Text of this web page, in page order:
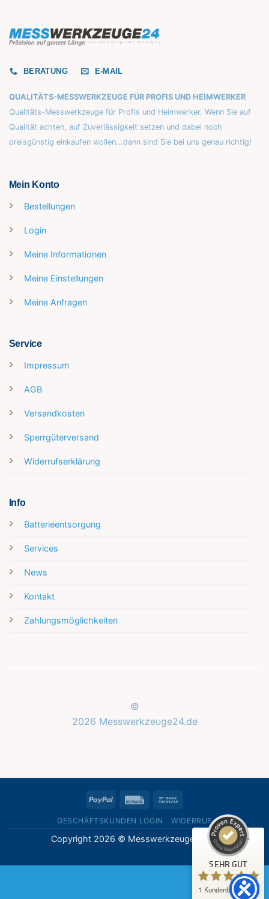
BERATUNG E-MAIL
QUALITÄTS-MESSWERKZEUGE FÜR PROFIS UND HEIMWERKER
Qualitäts-Messwerkzeuge für Profis und Heimwerker. Wenn Sie auf
Qualität achten, auf Zuverlässigkeit setzen und dabei noch
preisgünstig einkaufen wollen...dann sind Sie bei uns genau richtig!
Mein Konto
Bestellungen
Login
Meine Informationen
Meine Einstellungen
Meine Anfragen
Service
Impressum
AGB
Versandkosten
Sperrgüterversand
Widerrufserklärung
Info
Batterieentsorgung
Services
News
Kontakt
Zahlungsmöglichkeiten
©
2026 Messwerkzeuge24.de
PayPal Rechung
GESCHÄFTSKUNDEN LOGIN WIDERRUF
Copyright 2026 © Messwerkzeuge24.de
SEHR GUT
1 Kundenbewertung
1
Bewertung auf ProvenExpert.com
Erfahren Sie mehr über dieses Bewertungssiegel